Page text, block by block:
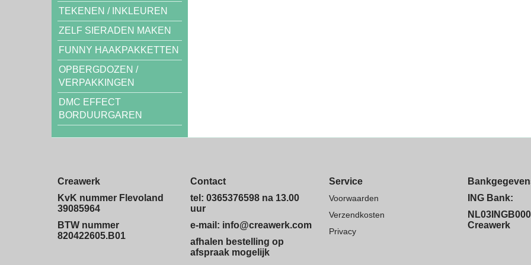
TEKENEN / INKLEUREN
ZELF SIERADEN MAKEN
FUNNY HAAKPAKKETTEN
OPBERGDOZEN /
VERPAKKINGEN
DMC EFFECT
BORDUURGAREN
Creawerk
KvK nummer Flevoland
39085964
BTW nummer
820422605.B01
Contact
tel: 0365376598 na 13.00
uur
e-mail: info@creawerk.com
afhalen bestelling op
afspraak mogelijk
Service
Voorwaarden
Verzendkosten
Privacy
ING Bank:
Creawerk